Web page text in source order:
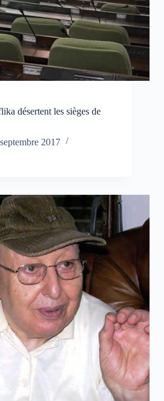
désertent les sièges de
2017